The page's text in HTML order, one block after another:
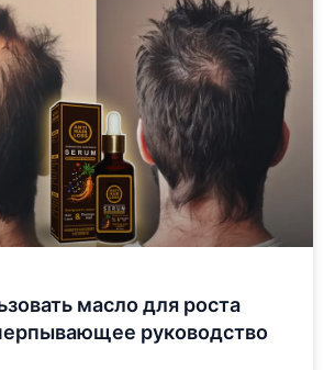
масло для роста
руководство